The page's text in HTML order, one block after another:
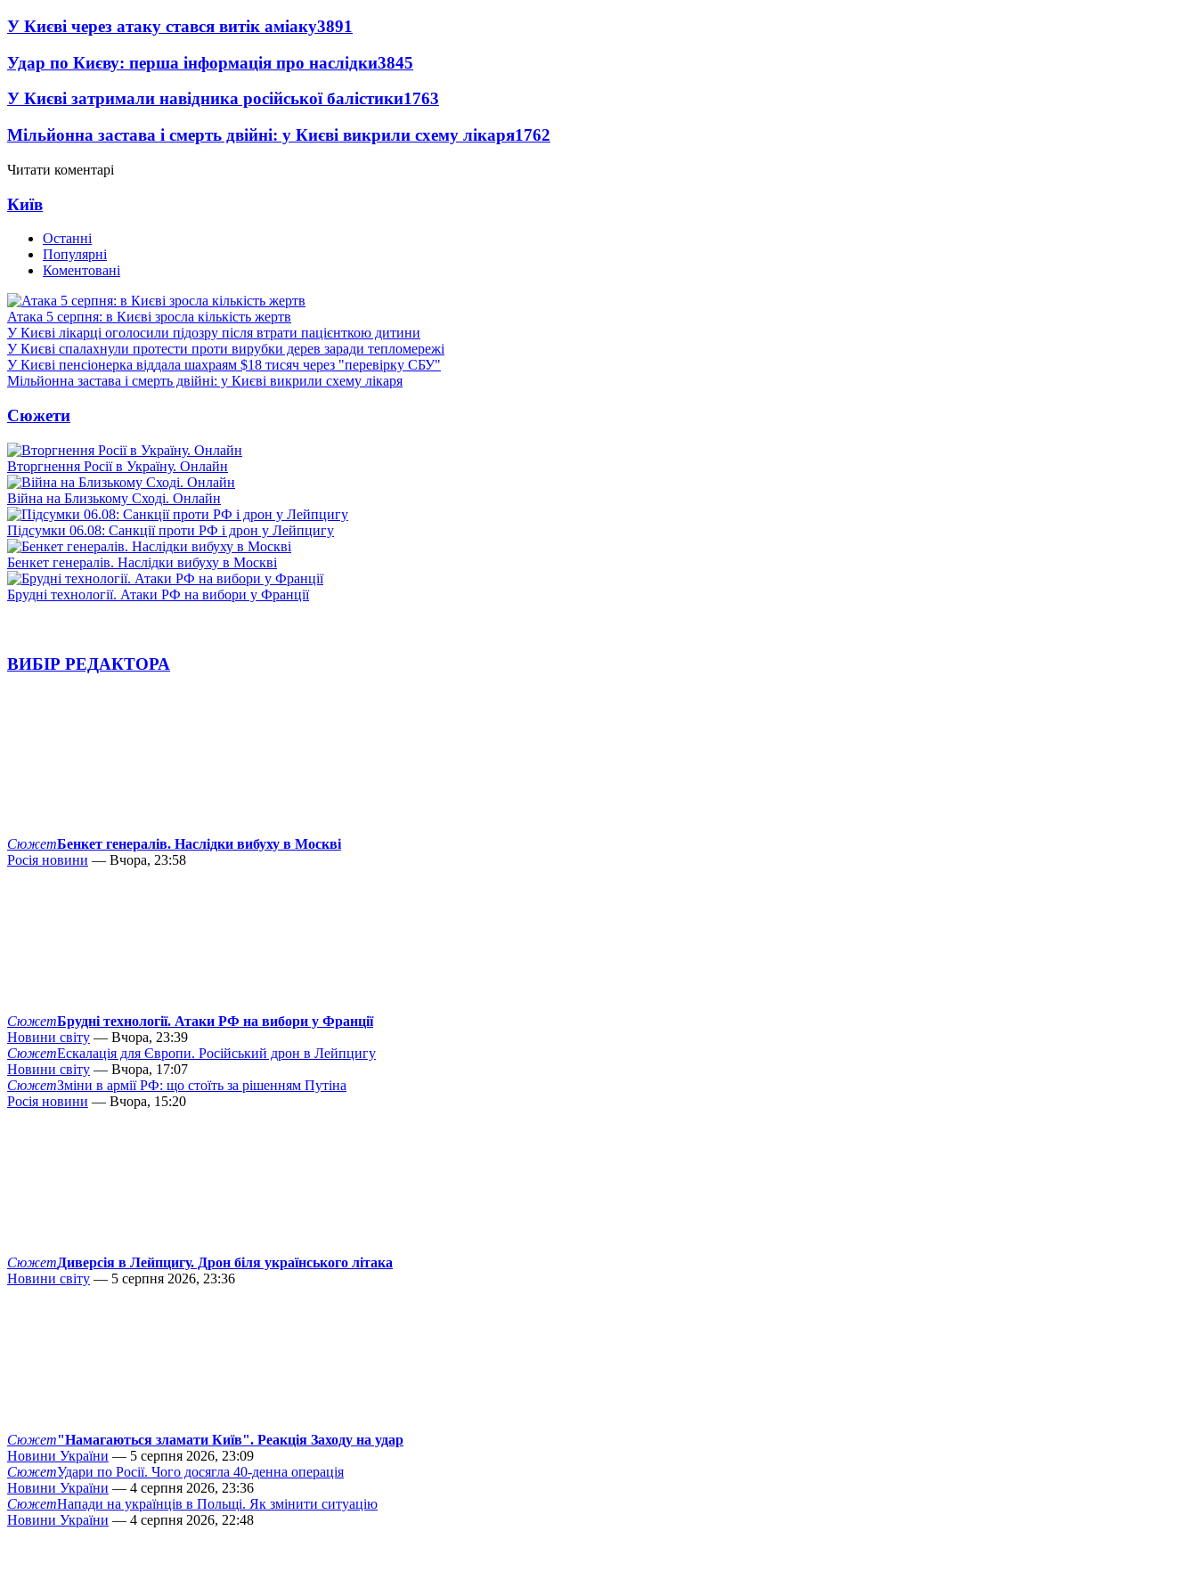
У Києві через атаку стався витік аміаку3891
Удар по Києву: перша інформація про наслідки3845
У Києві затримали навідника російської балістики1763
Мільйонна застава і смерть двійні: у Києві викрили схему лікаря1762
Читати коментарі
Київ
Останні
Популярні
Коментовані
Атака 5 серпня: в Києві зросла кількість жертв
У Києві лікарці оголосили підозру після втрати пацієнткою дитини
У Києві спалахнули протести проти вирубки дерев заради тепломережі
У Києві пенсіонерка віддала шахраям $18 тисяч через "перевірку СБУ"
Мільйонна застава і смерть двійні: у Києві викрили схему лікаря
Сюжети
Вторгнення Росії в Україну. Онлайн
Війна на Близькому Сході. Онлайн
Підсумки 06.08: Санкції проти РФ і дрон у Лейпцигу
Бенкет генералів. Наслідки вибуху в Москві
Брудні технології. Атаки РФ на вибори у Франції
ВИБІР РЕДАКТОРА
СюжетБенкет генералів. Наслідки вибуху в Москві
Росія новини — Вчора, 23:58
СюжетБрудні технології. Атаки РФ на вибори у Франції
Новини світу — Вчора, 23:39
СюжетЕскалація для Європи. Російський дрон в Лейпцигу
Новини світу — Вчора, 17:07
СюжетЗміни в армії РФ: що стоїть за рішенням Путіна
Росія новини — Вчора, 15:20
СюжетДиверсія в Лейпцигу. Дрон біля українського літака
Новини світу — 5 серпня 2026, 23:36
Сюжет"Намагаються зламати Київ". Реакція Заходу на удар
Новини України — 5 серпня 2026, 23:09
СюжетУдари по Росії. Чого досягла 40-денна операція
Новини України — 4 серпня 2026, 23:36
СюжетНапади на українців в Польщі. Як змінити ситуацію
Новини України — 4 серпня 2026, 22:48